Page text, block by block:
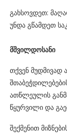
გახსოვდეთ:
უნდა გწამდეთ
მშვილდოსანი
თქვენ მუდმივად
ათწლეულის
წყურვილი და
შექმენით